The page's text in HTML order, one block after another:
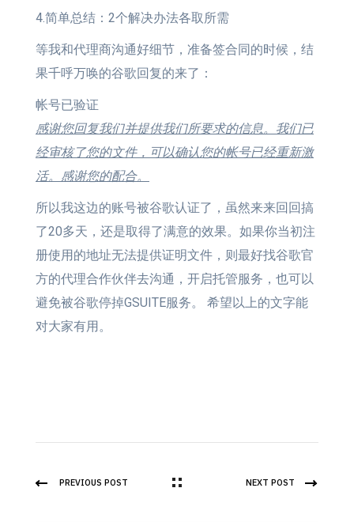
4.简单总结：2个解决办法各取所需
等我和代理商沟通好细节，准备签合同的时候，结
果千呼万唤的谷歌回复的来了：
帐号已验证
感谢您回复我们并提供我们所要求的信息。 我们已
经审核了您的文件，可以确认您的帐号已经重新激
活。 感谢您的配合。
所以我这边的账号被谷歌认证了，虽然来来回回搞
了20多天，还是取得了满意的效果。如果你当初注
册使用的地址无法提供证明文件，则最好找谷歌官
方的代理合作伙伴去沟通，开启托管服务，也可以
避免被谷歌停掉GSUITE服务。 希望以上的文字能
对大家有用。
PREVIOUS POST NEXT POST